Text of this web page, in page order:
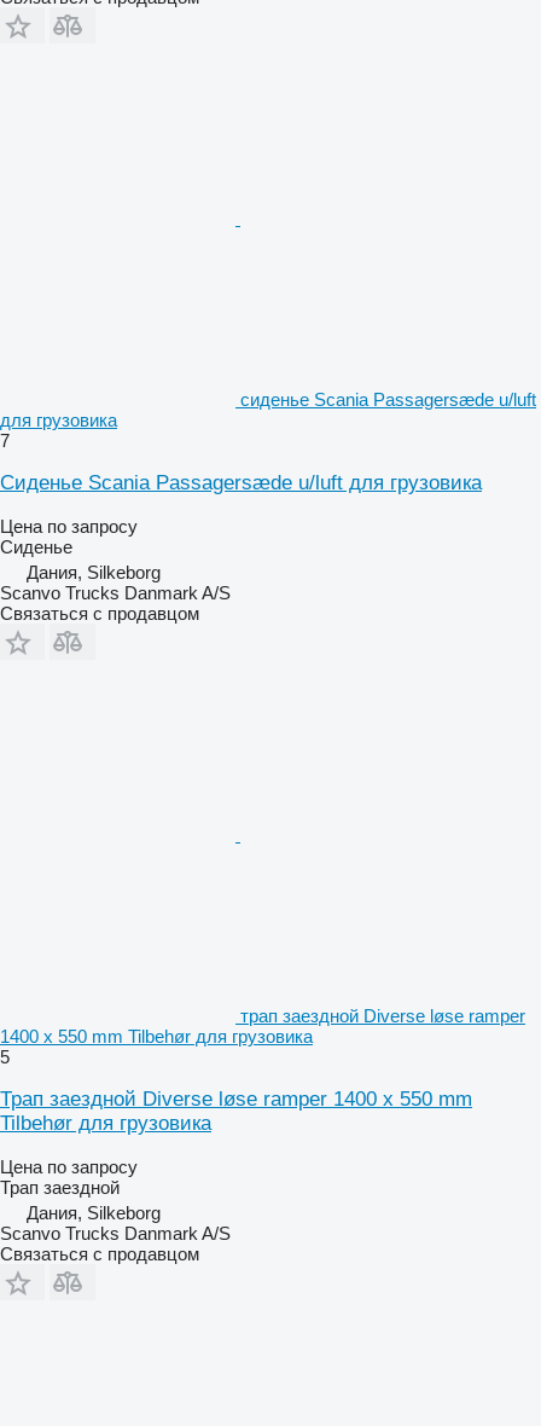
сиденье Scania Passagersæde u/luft
для грузовика
7
Сиденье Scania Passagersæde u/luft для грузовика
Цена по запросу
Сиденье
Дания, Silkeborg
Scanvo Trucks Danmark A/S
Связаться с продавцом
трап заездной Diverse løse ramper
1400 x 550 mm Tilbehør для грузовика
5
Трап заездной Diverse løse ramper 1400 x 550 mm
Tilbehør для грузовика
Цена по запросу
Трап заездной
Дания, Silkeborg
Scanvo Trucks Danmark A/S
Связаться с продавцом